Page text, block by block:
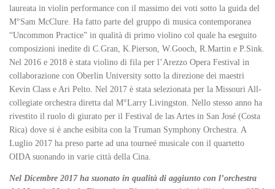
laureata in violin performance con il massimo dei voti sotto la guida del
M°Sam McClure. Ha fatto parte del gruppo di musica contemporanea
“Uncommon Practice” in qualità di primo violino col quale ha eseguito
composizioni inedite di C.Gran, K.Pierson, W.Gooch, R.Martin e P.Sink.
Nel 2016 e 2018 è stata violino di fila per l’Arezzo Opera Festival in
collaborazione con Oberlin University sotto la direzione dei maestri
Kevin Class e Ari Pelto. Nel 2017 è stata selezionata per la Missouri All-
collegiate orchestra diretta dal M°Larry Livingston. Nello stesso anno ha
rivestito il ruolo di giurato per il Festival de las Artes in San José (Costa
Rica) dove si è anche esibita con la Truman Symphony Orchestra. A
Luglio 2017 ha preso parte ad una tourneé musicale con il quartetto
OIDA suonando in varie città della Cina.
Nel Dicembre 2017 ha suonato in qualità di aggiunto con l’orchestra